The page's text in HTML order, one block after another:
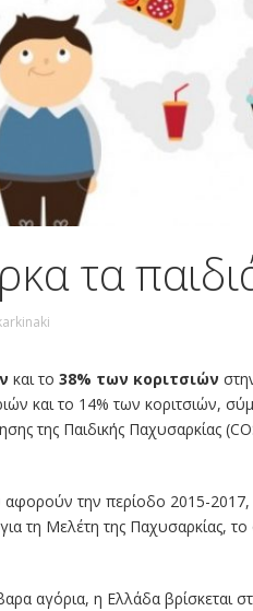
τα
και το 38% των κοριτσιών
και το 14% των κοριτσιών,
της Παιδικής Παχυσαρκίας
αφορούν την περίοδο 2015-
για τη Μελέτη της Παχυσαρκίας,
αγόρια, η Ελλάδα βρίσκεται